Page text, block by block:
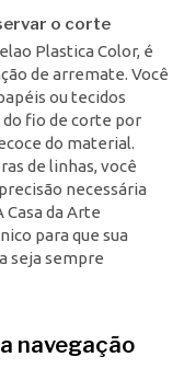
o corte
Plastica Color, é
de arremate. Você
ou tecidos
do fio de corte por
do material.
de linhas, você
necessária
da Arte
para que sua
seja sempre
navegação